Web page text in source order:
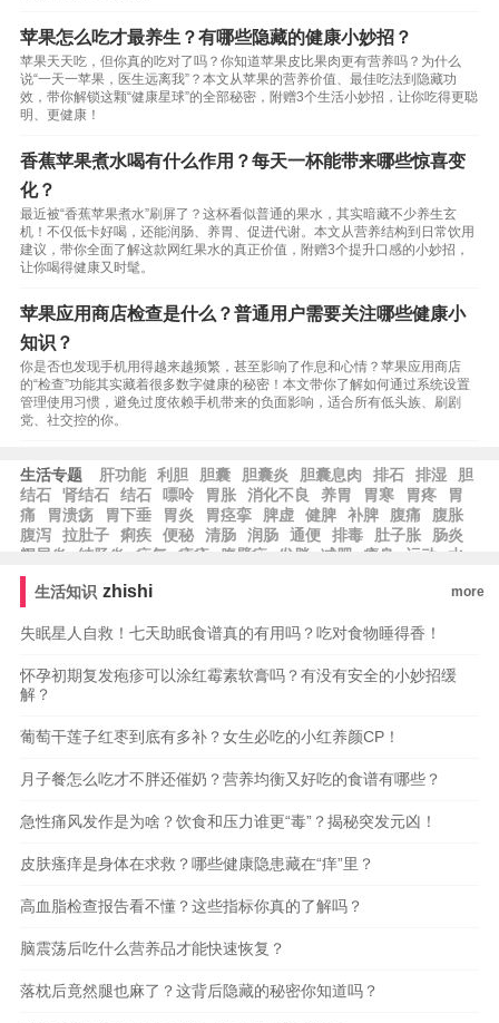
苹果怎么吃才最养生？有哪些隐藏的健康小妙招？
苹果天天吃，但你真的吃对了吗？你知道苹果皮比果肉更有营养吗？为什么
说“一天一苹果，医生远离我”？本文从苹果的营养价值、最佳吃法到隐藏功
效，带你解锁这颗“健康星球”的全部秘密，附赠3个生活小妙招，让你吃得更聪
明、更健康！
香蕉苹果煮水喝有什么作用？每天一杯能带来哪些惊喜变
化？
最近被“香蕉苹果煮水”刷屏了？这杯看似普通的果水，其实暗藏不少养生玄
机！不仅低卡好喝，还能润肠、养胃、促进代谢。本文从营养结构到日常饮用
建议，带你全面了解这款网红果水的真正价值，附赠3个提升口感的小妙招，
让你喝得健康又时髦。
苹果应用商店检查是什么？普通用户需要关注哪些健康小
知识？
你是否也发现手机用得越来越频繁，甚至影响了作息和心情？苹果应用商店
的“检查”功能其实藏着很多数字健康的秘密！本文带你了解如何通过系统设置
管理使用习惯，避免过度依赖手机带来的负面影响，适合所有低头族、刷剧
党、社交控的你。
生活专题 肝功能 利胆 胆囊 胆囊炎 胆囊息肉 排石 排湿
胆
结石
肾结石 结石 嘌呤 胃胀 消化不良 养胃 胃寒 胃疼
胃
痛
胃溃疡 胃下垂 胃炎 胃痉挛 脾虚 健脾 补脾 腹痛
腹胀
腹泻
拉肚子 痢疾 便秘 清肠 润肠 通便 排毒 肚子胀
肠炎
阑尾炎
结肠炎 疝气 痔疮 腹壁疝 发胖 减肥 瘦身 运动
水
肿
生活知识 zhishi more
失眠星人自救！七天助眠食谱真的有用吗？吃对食物睡得香！
怀孕初期复发疱疹可以涂红霉素软膏吗？有没有安全的小妙招缓
解？
葡萄干莲子红枣到底有多补？女生必吃的小红养颜CP！
月子餐怎么吃才不胖还催奶？营养均衡又好吃的食谱有哪些？
急性痛风发作是为啥？饮食和压力谁更“毒”？揭秘突发元凶！
皮肤瘙痒是身体在求救？哪些健康隐患藏在“痒”里？
高血脂检查报告看不懂？这些指标你真的了解吗？
脑震荡后吃什么营养品才能快速恢复？
落枕后竟然腿也麻了？这背后隐藏的秘密你知道吗？